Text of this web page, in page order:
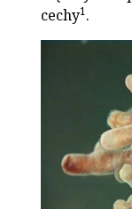
cechy1.